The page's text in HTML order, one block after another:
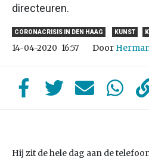
directeuren.
CORONACRISIS IN DEN HAAG KUNST
14-04-2020 16:57 Door
Hij zit de hele dag aan de